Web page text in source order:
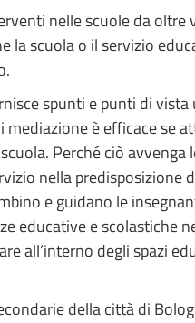
nelle scuole da oltre
la scuola o il servizio
spunti e punti di vista
mediazione è efficace se
Perché ciò avvenga
nella predisposizione
e guidano le
e scolastiche
all’interno degli spazi
della città di